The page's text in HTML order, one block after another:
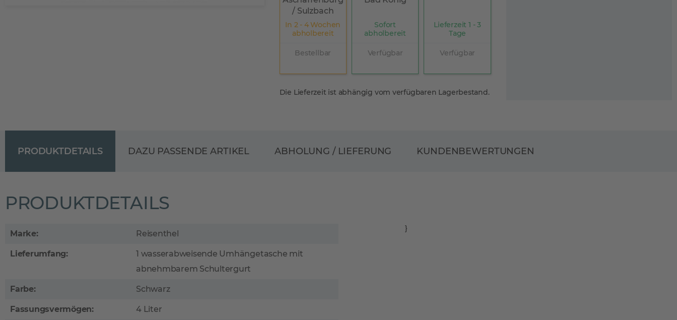
/ Sulzbach
In 2 - 4 Wochen
abholbereit
Bestellbar
Sofort
abholbereit
Verfügbar
Lieferzeit 1 - 3
Tage
Verfügbar
Die Lieferzeit ist abhängig vom verfügbaren Lagerbestand.
PRODUKTDETAILS
PRODUKTDETAILS
Marke: Reisenthel
Lieferumfang:
1 wasserabweisende Umhängetasche mit
abnehmbarem Schultergurt
Farbe: Schwarz
Fassungsvermögen: 4 Liter
}
DAZU PASSENDE ARTIKEL ABHOLUNG / LIEFERUNG KUNDENBEWERTUNGEN